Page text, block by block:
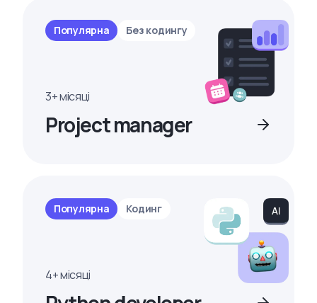
Популярна Без кодингу
3+ місяці
Project manager
Популярна Кодинг
4+ місяці